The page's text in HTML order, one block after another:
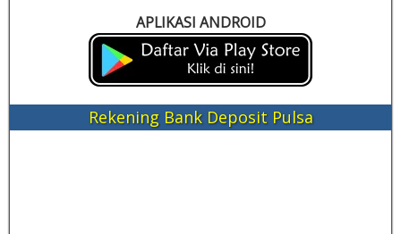
APLIKASI ANDROID
Rekening Bank Deposit Pulsa